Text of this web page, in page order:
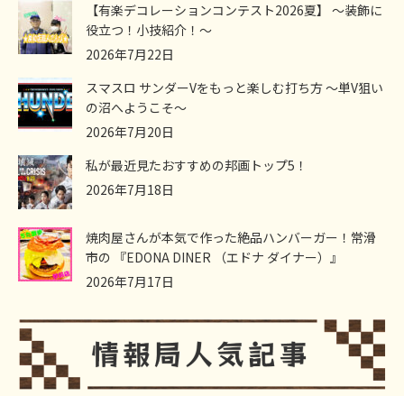
【有楽デコレーションコンテスト2026夏】 ～装飾に
役立つ！小技紹介！～
2026年7月22日
スマスロ サンダーVをもっと楽しむ打ち方 ～単V狙い
の沼へようこそ～
2026年7月20日
私が最近見たおすすめの邦画トップ5！
2026年7月18日
焼肉屋さんが本気で作った絶品ハンバーガー！常滑
市の 『EDONA DINER （エドナ ダイナー）』
2026年7月17日